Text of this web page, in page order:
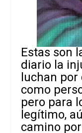
Estas son
diario la
luchan
como
pero para
legítimo,
camino